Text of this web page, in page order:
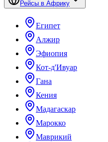
Рейсы в Африку
Египет
Алжир
Эфиопия
Кот-д'Ивуар
Гана
Кения
Мадагаскар
Марокко
Маврикий